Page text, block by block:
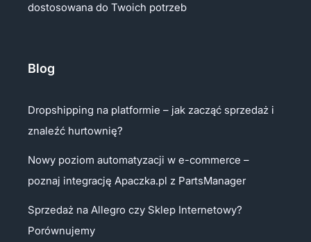
dostosowana do Twoich potrzeb
Blog
Dropshipping na platformie – jak zacząć sprzedaż i
znaleźć hurtownię?
Nowy poziom automatyzacji w e-commerce –
poznaj integrację Apaczka.pl z PartsManager
Sprzedaż na Allegro czy Sklep Internetowy?
Porównujemy